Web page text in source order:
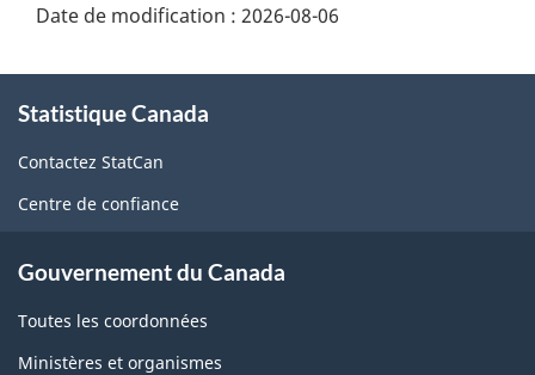
Date de modification : 2026-08-06
propos
de
ce
Statistique Canada
Contactez StatCan
Centre de confiance
Gouvernement du Canada
Toutes les coordonnées
Ministères et organismes